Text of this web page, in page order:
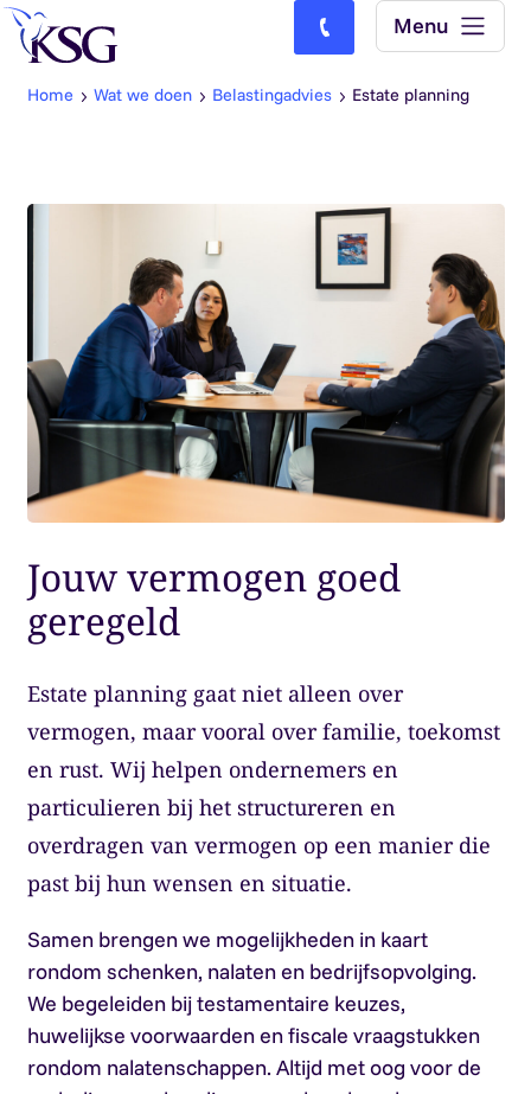
Skip to content
Bel ons: (0)77-4740000
Menu
Home Wat we doen Belastingadvies Estate planning
Jouw vermogen goed
geregeld
Estate planning gaat niet alleen over
vermogen, maar vooral over familie, toekomst
en rust. Wij helpen ondernemers en
particulieren bij het structureren en
overdragen van vermogen op een manier die
past bij hun wensen en situatie.
Samen brengen we mogelijkheden in kaart
rondom schenken, nalaten en bedrijfsopvolging.
We begeleiden bij testamentaire keuzes,
huwelijkse voorwaarden en fiscale vraagstukken
rondom nalatenschappen. Altijd met oog voor de